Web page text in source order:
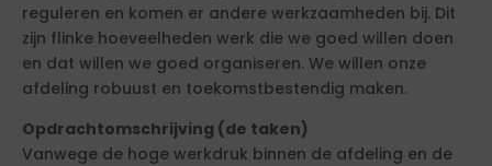
reguleren en komen er andere werkzaamheden bij. Dit
zijn flinke hoeveelheden werk die we goed willen doen
en dat willen we goed organiseren. We willen onze
afdeling robuust en toekomstbestendig maken.
Opdrachtomschrijving (de taken)
Vanwege de hoge werkdruk binnen de afdeling en de